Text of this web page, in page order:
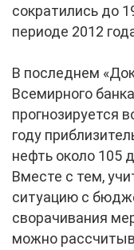
сократились до
периоде 2012
В последнем
Всемирного
прогнозируется
году
нефть около 105
Вместе с тем,
ситуацию с
сворачивания
можно